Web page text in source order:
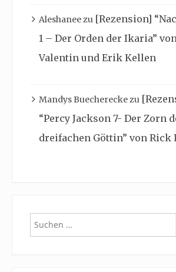
Aleshaneezu [Rezension]
1 – Der Orden der Ikaria”
Valentin und Erik Kellen
Mandys Buechereckezu
“Percy Jackson 7- Der Zorn
dreifachen Göttin” von Rick
Suchen
nach: